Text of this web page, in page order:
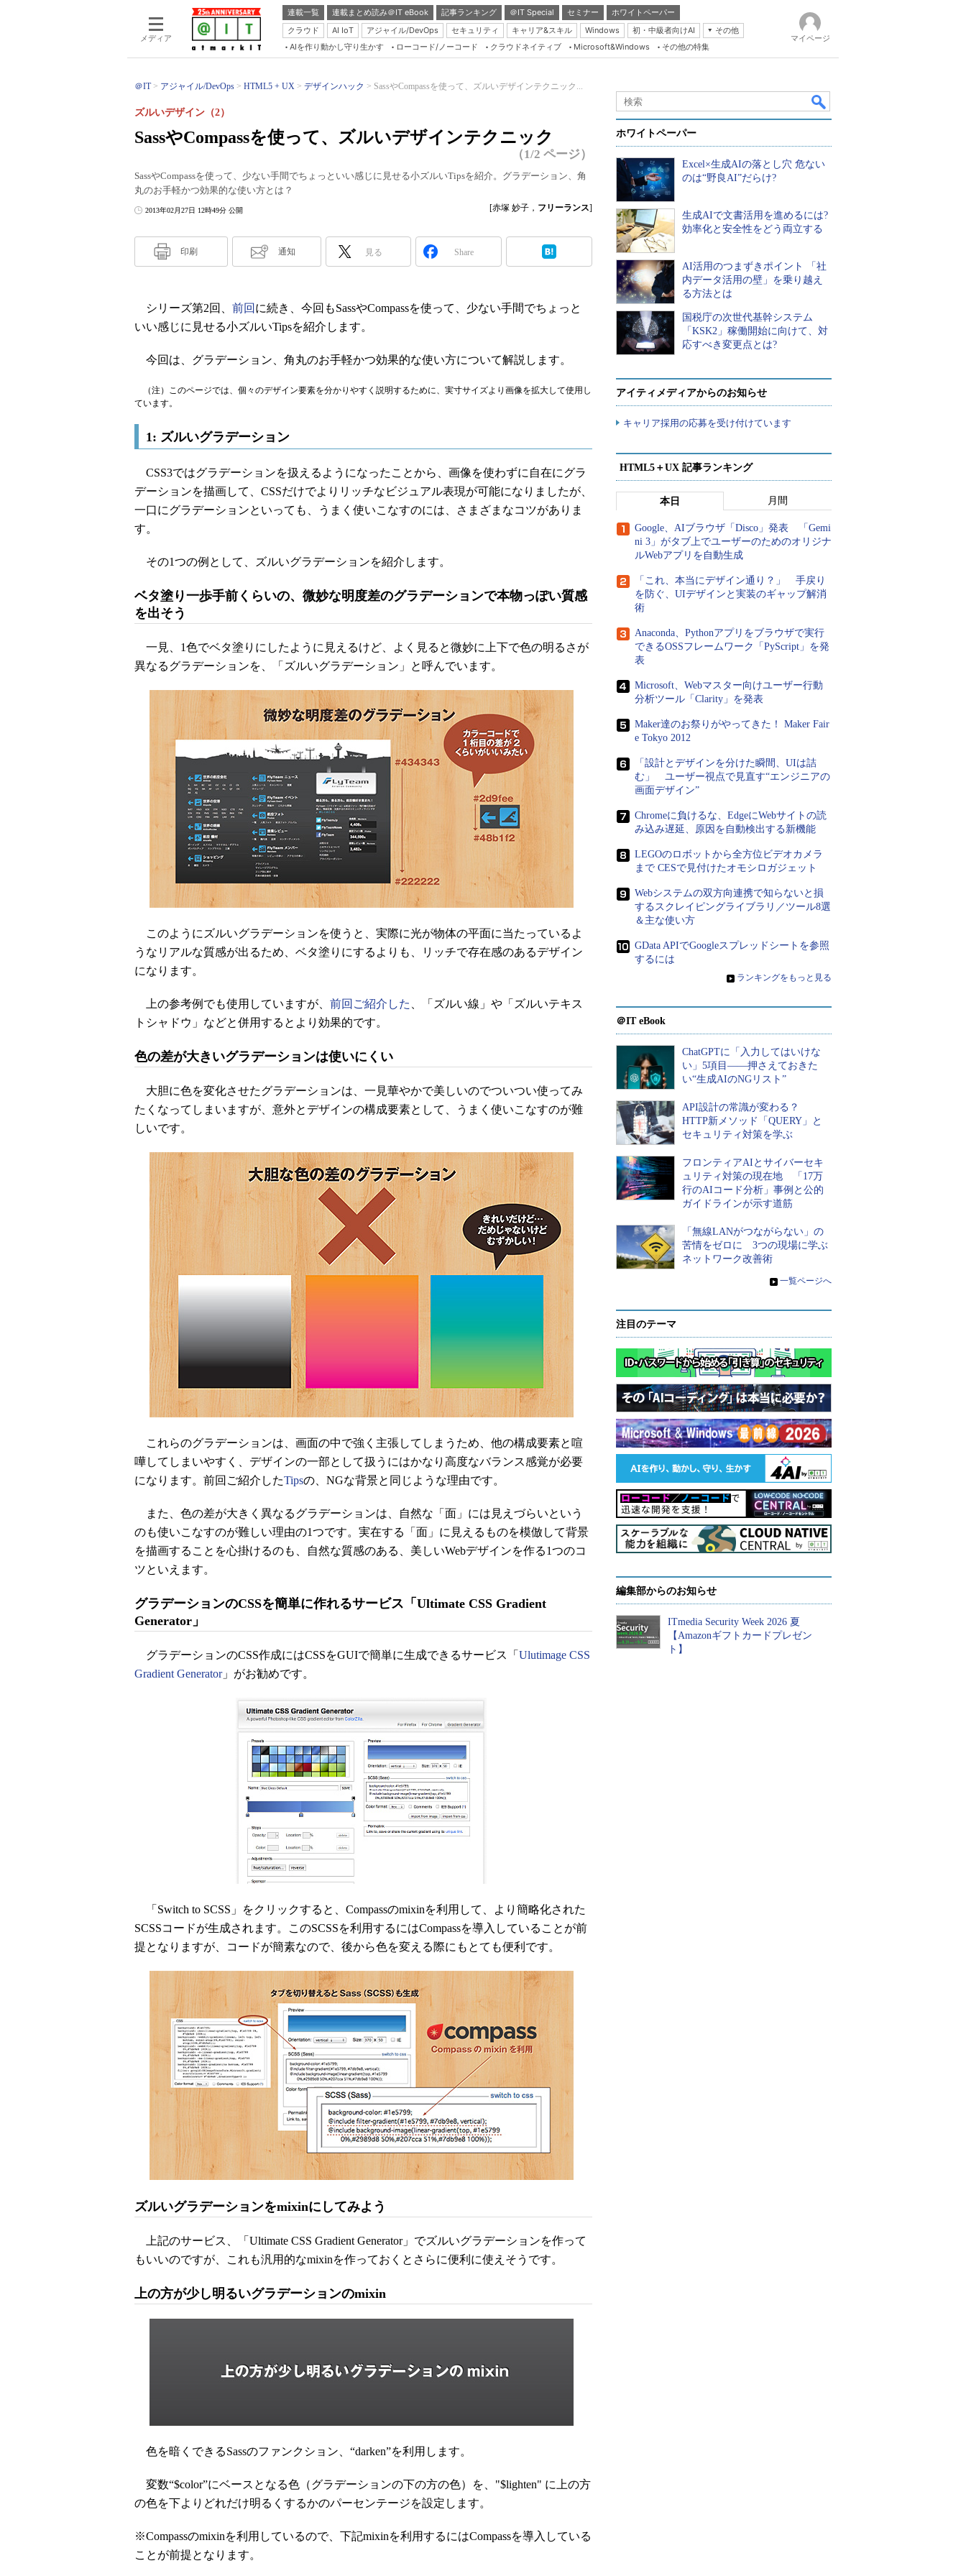
メディア
連載一覧 連載まとめ読み＠IT eBook 記事ランキング ＠IT Special セミナー
ホワイトペーパー
クラウド
AI IoT アジャイル/DevOps セキュリティ キャリア&スキル Windows 初・中級者向けAI
その他
Server & Storage
Database Expert
Master of IP Network
Security & Trust
Test & Tools
ブログ
AIを作り動かし守り生かす ローコード/ノーコード クラウドネイティブ Microsoft&Windows その他の特集
マイページ
＠IT アジャイル/DevOps HTML5 + UX デザインハック SassやCompassを使って、ズルいデザインテクニック...
SassやCompassを使って、ズルいデザインテクニック
ズルいデザイン（2）
（1/2 ページ）
SassやCompassを使って、少ない手間でちょっといい感じに見せる小ズルいTipsを紹介。グラデーション、角
丸のお手軽かつ効果的な使い方とは？
2013年02月27日 12時49分 公開 [赤塚 妙子， フリーランス]
印刷 通知 見る Share
シリーズ第2回、 前回 に続き、今回もSassやCompassを使って、少ない手間でちょっと
いい感じに見せる小ズルいTipsを紹介します。
今回は、グラデーション、角丸のお手軽かつ効果的な使い方について解説します。
（注）このページでは、個々のデザイン要素を分かりやすく説明するために、実寸サイズより画像を拡大して使用し
ています。
1: ズルいグラデーション
CSS3ではグラデーションを扱えるようになったことから、画像を使わずに自在にグラ
デーションを描画して、CSSだけでよりリッチなビジュアル表現が可能になりましたが、
一口にグラデーションといっても、うまく使いこなすのには、さまざまなコツがありま
す。
その1つの例として、ズルいグラデーションを紹介します。
ベタ塗り一歩手前くらいの、微妙な明度差のグラデーションで本物っぽい質感
を出そう
一見、1色でベタ塗りにしたように見えるけど、よく見ると微妙に上下で色の明るさが
異なるグラデーションを、「ズルいグラデーション」と呼んでいます。
このようにズルいグラデーションを使うと、実際に光が物体の平面に当たっているよ
うなリアルな質感が出るため、ベタ塗りにするよりも、リッチで存在感のあるデザイン
になります。
上の参考例でも使用していますが、 前回ご紹介した
、「ズルい線」や「ズルいテキス
トシャドウ」などと併用するとより効果的です。
色の差が大きいグラデーションは使いにくい
大胆に色を変化させたグラデーションは、一見華やかで美しいのでついつい使ってみ
たくなってしまいますが、意外とデザインの構成要素として、うまく使いこなすのが難
しいです。
これらのグラデーションは、画面の中で強く主張してしまうため、他の構成要素と喧
嘩してしまいやすく、デザインの一部として扱うにはかなり高度なバランス感覚が必要
になります。前回ご紹介したTipsの、NGな背景と同じような理由です。
また、色の差が大きく異なるグラデーションは、自然な「面」には見えづらいという
のも使いこなすのが難しい理由の1つです。実在する「面」に見えるものを模倣して背景
を描画することを心掛けるのも、自然な質感のある、美しいWebデザインを作る1つのコ
ツといえます。
グラデーションのCSSを簡単に作れるサービス「Ultimate CSS Gradient
Generator」
グラデーションのCSS作成にはCSSをGUIで簡単に生成できるサービス「 Ulutimage CSS
Gradient Generator」がお勧めです。
「Switch to SCSS」をクリックすると、Compassのmixinを利用して、より簡略化された
SCSSコードが生成されます。このSCSSを利用するにはCompassを導入していることが前
提となりますが、コードが簡素なので、後から色を変える際にもとても便利です。
ズルいグラデーションをmixinにしてみよう
上記のサービス、「Ultimate CSS Gradient Generator」でズルいグラデーションを作って
もいいのですが、これも汎用的なmixinを作っておくとさらに便利に使えそうです。
上の方が少し明るいグラデーションのmixin
色を暗くできるSassのファンクション、“darken”を利用します。
変数“$color”にベースとなる色（グラデーションの下の方の色）を、"$lighten" に上の方
の色を下よりどれだけ明るくするかのパーセンテージを設定します。
※Compassのmixinを利用しているので、下記mixinを利用するにはCompassを導入している
ことが前提となります。
ホワイトペーパー
Excel×生成AIの落とし穴 危ない
のは“野良AI”だらけ?
生成AIで文書活用を進めるには?
効率化と安全性をどう両立する
AI活用のつまずきポイント 「社
内データ活用の壁」を乗り越え
る方法とは
国税庁の次世代基幹システム
「KSK2」稼働開始に向けて、対
応すべき変更点とは?
アイティメディアからのお知らせ
キャリア採用の応募を受け付けています
HTML5＋UX 記事ランキング
本日 月間
Google、AIブラウザ「Disco」発表 「Gemi
ni 3」がタブ上でユーザーのためのオリジナ
ルWebアプリを自動生成
「これ、本当にデザイン通り？」 手戻り
を防ぐ、UIデザインと実装のギャップ解消
術
Anaconda、Pythonアプリをブラウザで実行
できるOSSフレームワーク「PyScript」を発
表
Microsoft、Webマスター向けユーザー行動
分析ツール「Clarity」を発表
Maker達のお祭りがやってきた！ Maker Fair
e Tokyo 2012
「設計とデザインを分けた瞬間、UIは詰
む」 ユーザー視点で見直す“エンジニアの
画面デザイン”
Chromeに負けるな、EdgeにWebサイトの読
み込み遅延、原因を自動検出する新機能
LEGOのロボットから全方位ビデオカメラ
まで CESで見付けたオモシロガジェット
Webシステムの双方向連携で知らないと損
するスクレイピングライブラリ／ツール8選
＆主な使い方
GData APIでGoogleスプレッドシートを参照
するには
» ランキングをもっと見る
＠IT eBook
ChatGPTに「入力してはいけな
い」5項目――押さえておきた
い“生成AIのNGリスト”
API設計の常識が変わる？
HTTP新メソッド「QUERY」と
セキュリティ対策を学ぶ
フロンティアAIとサイバーセキ
ュリティ対策の現在地 「17万
行のAIコード分析」事例と公的
ガイドラインが示す道筋
「無線LANがつながらない」の
苦情をゼロに 3つの現場に学ぶ
ネットワーク改善術
» 一覧ページへ
注目のテーマ
編集部からのお知らせ
ITmedia Security Week 2026 夏
【Amazonギフトカードプレゼン
ト】